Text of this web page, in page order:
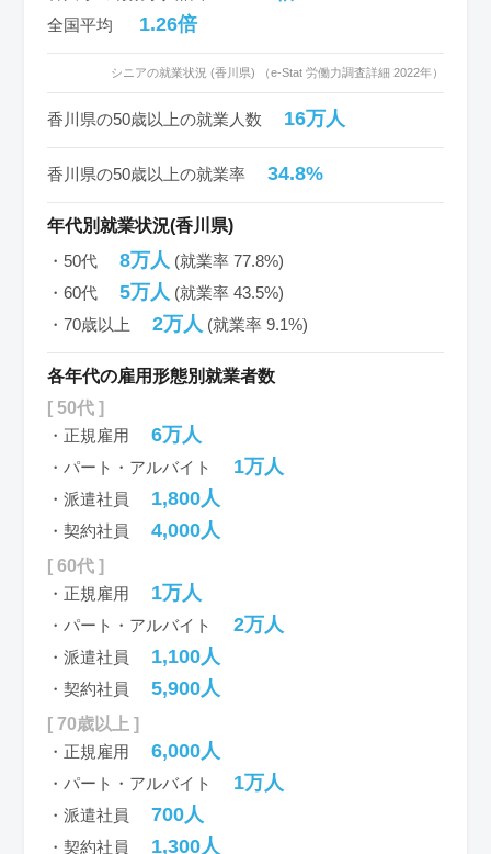
全国平均 1.26倍
シニアの就業状況 (香川県) （e-Stat 労働力調査詳細 2022年）
香川県の50歳以上の就業人数 16万人
香川県の50歳以上の就業率 34.8%
年代別就業状況(香川県)
・50代
8万人 (就業率 77.8%)
・60代
5万人 (就業率 43.5%)
・70歳以上
2万人 (就業率 9.1%)
各年代の雇用形態別就業者数
[ 50代 ]
・正規雇用
6万人
・パート・アルバイト 1万人
・派遣社員 1,800人
・契約社員 4,000人
[ 60代 ]
・正規雇用
1万人
・パート・アルバイト 2万人
・派遣社員 1,100人
・契約社員 5,900人
[ 70歳以上 ]
・正規雇用
6,000人
・パート・アルバイト 1万人
・派遣社員 700人
・契約社員 1,300人